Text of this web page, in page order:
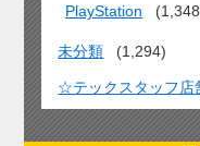
PlayStation
未分類 (1,294)
☆テックスタッフ店